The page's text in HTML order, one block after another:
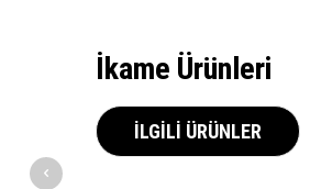
İkame Ürünleri
İLGILI ÜRÜNLER